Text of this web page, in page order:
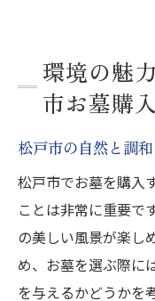
環境の魅
市お墓購
松戸市の自然と調
松戸市でお墓を購入
ことは非常に重要で
の美しい風景が楽し
め、お墓を選ぶ際に
を与えるかどうかを